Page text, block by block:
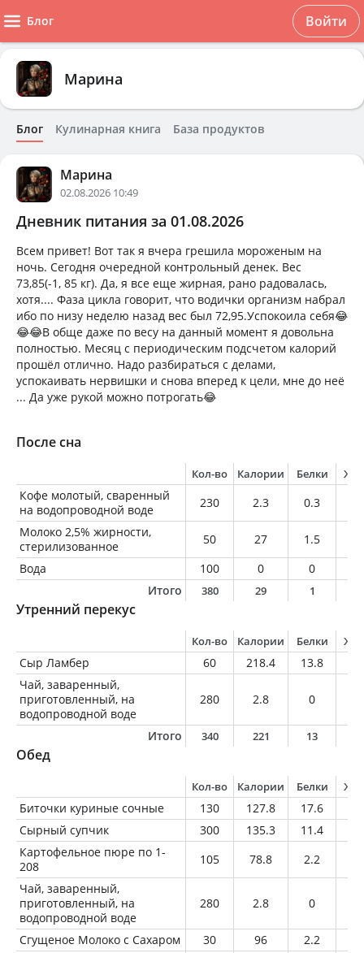
Блог Войти
Марина
Блог Кулинарная книга База продуктов
Марина
02.08.2026 10:49
Дневник питания за 01.08.2026
Всем привет! Вот так я вчера грешила мороженым на
ночь. Сегодня очередной контрольный денек. Вес
73,85(-1, 85 кг). Да, я все еще жирная, рано радовалась,
хотя.... Фаза цикла говорит, что водички организм набрал
ибо по низу неделю назад вес был 72,95.Успокоила себя😂
😂😂В обще даже по весу на данный момент я довольна
полностью. Месяц с периодическим подсчетом калорий
прошёл отлично. Надо разбираться с делами,
успокаивать нервишки и снова вперед к цели, мне до неё
... Да уже рукой можно потрогать😂
После сна
Кол-во Калории Белки
Кофе молотый, сваренный
на водопроводной воде
230 2.3 0.3
Молоко 2,5% жирности,
стерилизованное
50 27 1.5
Вода
100 0 0
Итого
380 29 1
Утренний перекус
Кол-во Калории Белки
Сыр Ламбер 60 218.4 13.8
Чай, заваренный,
приготовленный, на
водопроводной воде
280 2.8 0
Итого 340 221 13
Обед
Кол-во Калории Белки
Биточки куриные сочные 130 127.8 17.6
Сырный супчик
300 135.3 11.4
Картофельное пюре по 1-
208
105 78.8 2.2
Чай, заваренный,
приготовленный, на
водопроводной воде
280 2.8 0
Сгущеное Молоко с Сахаром 30 96 2.2